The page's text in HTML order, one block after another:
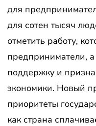
для
для сотен тысяч
отметить работу,
предприниматели,
поддержку и
экономики. Новый
приоритеты
как страна